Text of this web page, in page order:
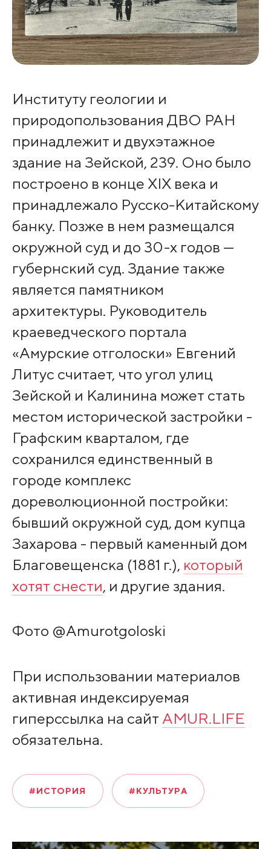
Институту геологии и
природопользования ДВО РАН
принадлежит и двухэтажное
здание на Зейской, 239. Оно было
построено в конце XIX века и
принадлежало Русско-Китайскому
банку. Позже в нем размещался
окружной суд и до 30-х годов —
губернский суд. Здание также
является памятником
архитектуры. Руководитель
краеведческого портала
«Амурские отголоски» Евгений
Литус считает, что угол улиц
Зейской и Калинина может стать
местом исторической застройки -
Графским кварталом, где
сохранился единственный в
городе комплекс
дореволюционной постройки:
бывший окружной суд, дом купца
Захарова - первый каменный дом
Благовещенска (1881 г.), который
хотят снести, и другие здания.
Фото @Amurotgoloski
При использовании материалов
активная индексируемая
гиперссылка на сайт AMUR.LIFE
обязательна.
#ИСТОРИЯ #КУЛЬТУРА